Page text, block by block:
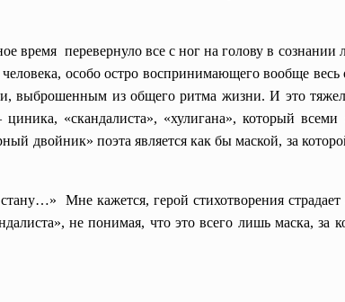
время перевернуло все с ног на голову в сознании
особо остро воспринимающего вообще
выброшенным из общего ритма жизни. И это
«скандалиста», «хулигана», который
двойник» поэта является как бы маской, за
Мне кажется, герой стихотворения
не понимая, что это всего лишь маска, за